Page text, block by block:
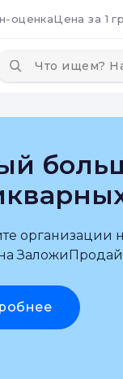
оценкаЦена за 1
организации
ЗаложиПродай